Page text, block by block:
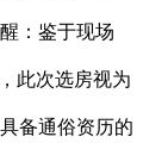
：鉴于现场
此次选房视为
备通俗资历的